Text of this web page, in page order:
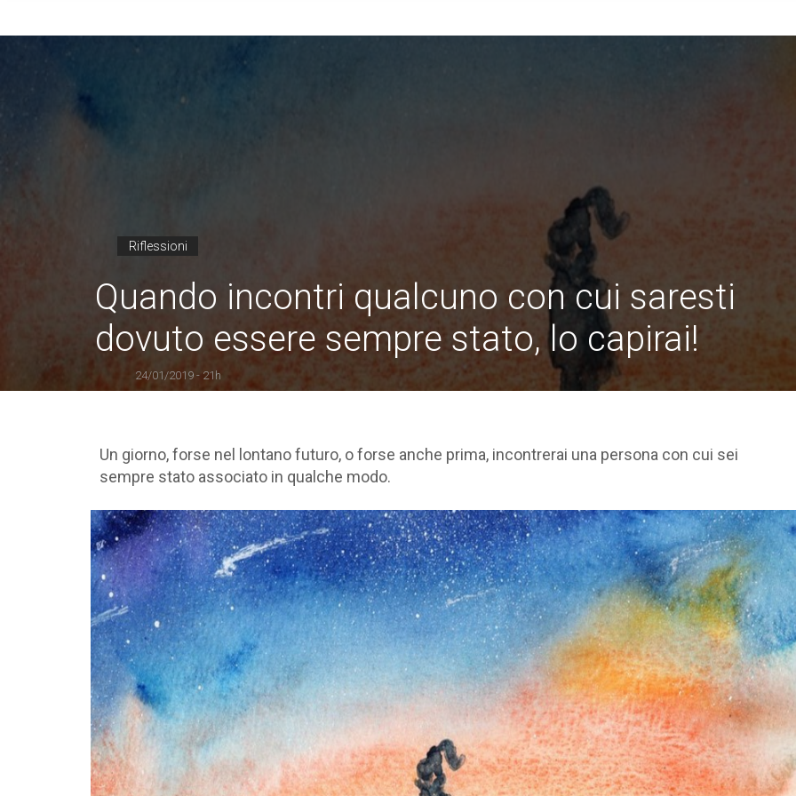
Riflessioni
Quando incontri qualcuno con cui saresti
dovuto essere sempre stato, lo capirai!
24/01/2019 - 21h
Un giorno, forse nel lontano futuro, o forse anche prima, incontrerai una persona con cui sei
sempre stato associato in qualche modo.